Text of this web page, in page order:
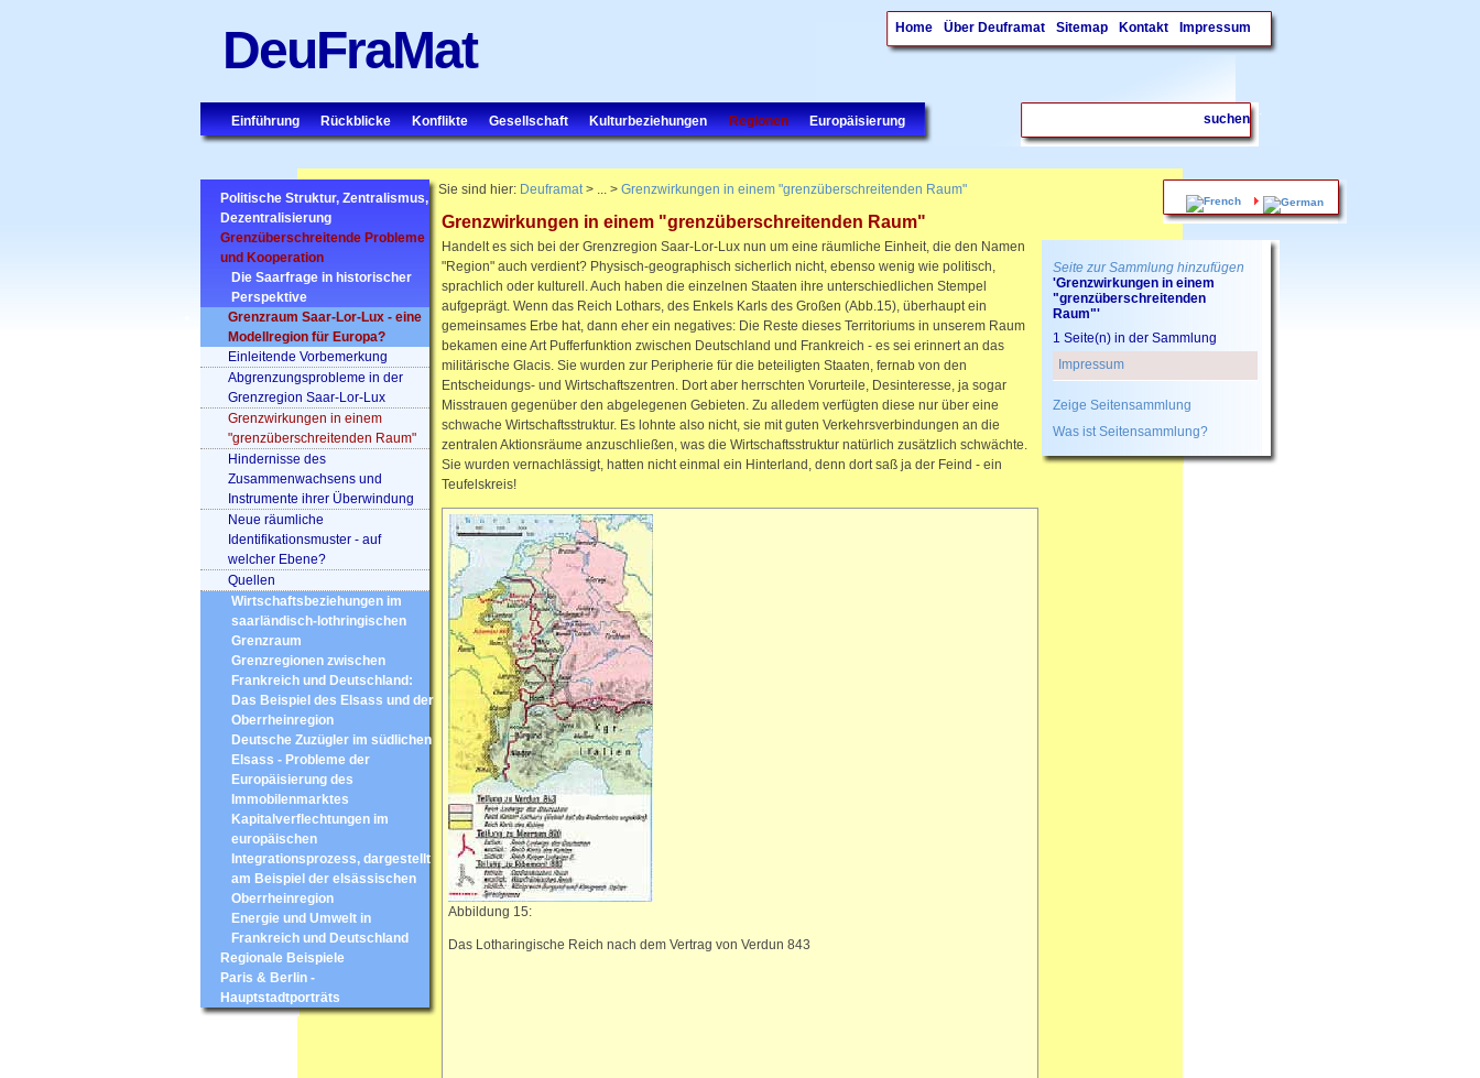
Home Über Deuframat Sitemap Kontakt Impressum
DeuFraMat
Einführung Rückblicke Konflikte Gesellschaft Kulturbeziehungen Regionen Europäisierung
.
Politische Struktur, Zentralismus,
Dezentralisierung
Grenzüberschreitende Probleme
und Kooperation
Die Saarfrage in historischer
Perspektive
Grenzraum Saar-Lor-Lux - eine
Modellregion für Europa?
Einleitende Vorbemerkung
Abgrenzungsprobleme in der
Grenzregion Saar-Lor-Lux
Grenzwirkungen in einem
"grenzüberschreitenden Raum"
Hindernisse des
Zusammenwachsens und
Instrumente ihrer Überwindung
Neue räumliche
Identifikationsmuster - auf
welcher Ebene?
Quellen
Wirtschaftsbeziehungen im
saarländisch-lothringischen
Grenzraum
Grenzregionen zwischen
Frankreich und Deutschland:
Das Beispiel des Elsass und der
Oberrheinregion
Deutsche Zuzügler im südlichen
Elsass - Probleme der
Europäisierung des
Immobilenmarktes
Kapitalverflechtungen im
europäischen
Integrationsprozess, dargestellt
am Beispiel der elsässischen
Oberrheinregion
Energie und Umwelt in
Frankreich und Deutschland
Regionale Beispiele
Paris & Berlin -
Hauptstadtporträts
Seite zur Sammlung hinzufügen
'Grenzwirkungen in einem
"grenzüberschreitenden
Raum"'
1 Seite(n) in der Sammlung
Impressum
Zeige Seitensammlung
Was ist Seitensammlung?
Sie sind hier: Deuframat> ... > Grenzwirkungen in einem "grenzüberschreitenden Raum"
Grenzwirkungen in einem "grenzüberschreitenden Raum"
Handelt es sich bei der Grenzregion Saar-Lor-Lux nun um eine räumliche Einheit, die den Namen
"Region" auch verdient? Physisch-geographisch sicherlich nicht, ebenso wenig wie politisch,
sprachlich oder kulturell. Auch haben die einzelnen Staaten ihre unterschiedlichen Stempel
aufgeprägt. Wenn das Reich Lothars, des Enkels Karls des Großen (Abb.15), überhaupt ein
gemeinsames Erbe hat, dann eher ein negatives: Die Reste dieses Territoriums in unserem Raum
bekamen eine Art Pufferfunktion zwischen Deutschland und Frankreich - es sei erinnert an das
militärische Glacis. Sie wurden zur Peripherie für die beteiligten Staaten, fernab von den
Entscheidungs- und Wirtschaftszentren. Dort aber herrschten Vorurteile, Desinteresse, ja sogar
Misstrauen gegenüber den abgelegenen Gebieten. Zu alledem verfügten diese nur über eine
schwache Wirtschaftsstruktur. Es lohnte also nicht, sie mit guten Verkehrsverbindungen an die
zentralen Aktionsräume anzuschließen, was die Wirtschaftsstruktur natürlich zusätzlich schwächte.
Sie wurden vernachlässigt, hatten nicht einmal ein Hinterland, denn dort saß ja der Feind - ein
Teufelskreis!
Abbildung 15:
Das Lotharingische Reich nach dem Vertrag von Verdun 843